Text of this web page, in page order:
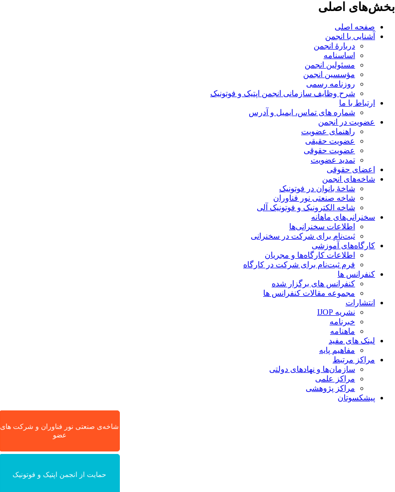
بخش‌های اصلی
صفحه اصلی
آشنایی با انجمن
دربارۀ انجمن
اساسنامه
مسئولین انجمن
مؤسسین انجمن
روزنامه رسمی
شرح وظایف سازمانی انجمن اپتیک و فوتونیک
ارتباط با ما
شماره های تماس، ایمیل و آدرس
عضویت در انجمن
راهنمای عضویت
عضویت حقیقی
عضویت حقوقی
تمدید عضویت
اعضای حقوقی
شاخه‌های انجمن
شاخۀ بانوان در فوتونیک
شاخه صنعتی نور فناوران
شاخه‌ الکترونیک و فوتونیک آلی
سخنرانی‌های ماهانه
اطلاعات سخنرانی‌‌ها
ثبت‌نام برای شرکت در سخنرانی
کارگاه‌های آموزشی
اطلاعات کارگاه‌ها و مجریان
فرم ثبت‌نام برای شرکت در کارگاه
کنفرانس ها
کنفرانس های برگزار شده
مجموعه مقالات کنفرانس ها
انتشارات
نشریه IJOP
خبرنامه
ماهنامه
لینک های مفید
مفاهیم پایه
مراکز مرتبط
سازمان‌ها و نهادهای دولتی
مراکز علمی
مراکز پژوهشی
پیشکسوتان
شاخه‌ی صنعتی نور فناوران و شرکت های
عضو
حمایت از انجمن اپتیک و فوتونیک